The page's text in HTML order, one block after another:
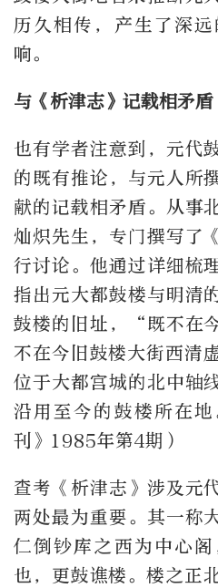
历久相传，产生了深
响。
与《析津志》记载相矛盾
也有学者注意到，元代
的既有推论，与元人所
献的记载相矛盾。从事
灿炽先生，专门撰写了
行讨论。他通过详细梳
指出元大都鼓楼与明清
鼓楼的旧址，“既不在
不在今旧鼓楼大街西清
位于大都宫城的北中轴
沿用至今的鼓楼所在
刊》1985年第4期）
查考《析津志》涉及元
两处最为重要。其一称
仁倒钞库之西为中心
也，更鼓谯楼。楼之正